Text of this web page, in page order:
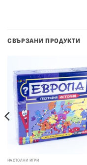
СВЪРЗАНИ ПРОДУКТИ
НАСТОЛНИ ИГРИ